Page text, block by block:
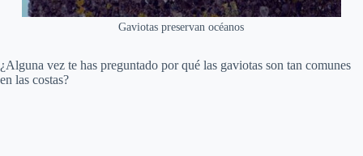
Gaviotas preservan océanos
¿Alguna vez te has preguntado por qué las gaviotas son tan comunes
en las costas?